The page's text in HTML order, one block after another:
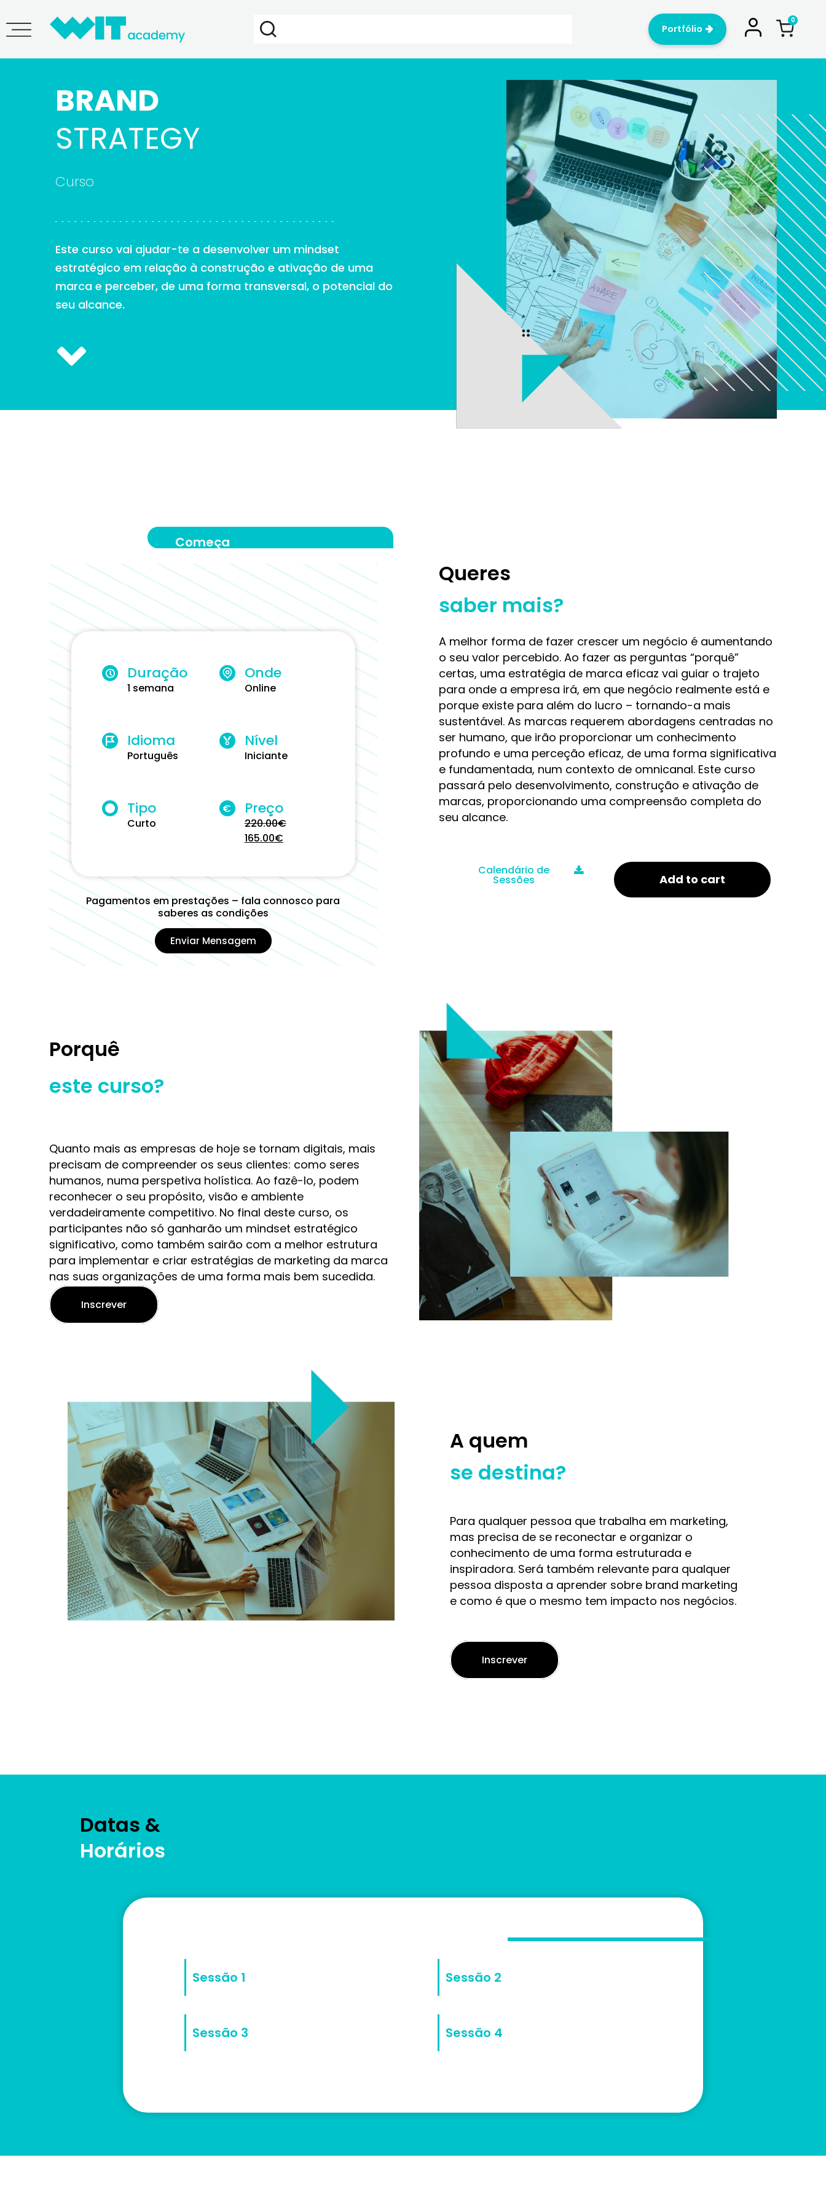
Portfólio
BRAND
STRATEGY
Curso
Este curso vai ajudar-te a desenvolver um mindset
estratégico em relação à construção e ativação de uma
marca e perceber, de uma forma transversal, o potencial do
seu alcance.
Começa
Duração
1 semana
Idioma
Português
Tipo
Curto
Onde
Online
Nível
Iniciante
€ Preço
220.00€
165.00€
Pagamentos em prestações – fala connosco para
saberes as condições
Enviar Mensagem
Queres
saber mais?
A melhor forma de fazer crescer um negócio é aumentando
o seu valor percebido. Ao fazer as perguntas “porquê”
certas, uma estratégia de marca eficaz vai guiar o trajeto
para onde a empresa irá, em que negócio realmente está e
porque existe para além do lucro – tornando-a mais
sustentável. As marcas requerem abordagens centradas no
ser humano, que irão proporcionar um conhecimento
profundo e uma perceção eficaz, de uma forma significativa
e fundamentada, num contexto de omnicanal. Este curso
passará pelo desenvolvimento, construção e ativação de
marcas, proporcionando uma compreensão completa do
seu alcance.
Calendário de
Sessões Add to cart
Porquê
este curso?
Quanto mais as empresas de hoje se tornam digitais, mais
precisam de compreender os seus clientes: como seres
humanos, numa perspetiva holística. Ao fazê-lo, podem
reconhecer o seu propósito, visão e ambiente
verdadeiramente competitivo. No final deste curso, os
participantes não só ganharão um mindset estratégico
significativo, como também sairão com a melhor estrutura
para implementar e criar estratégias de marketing da marca
nas suas organizações de uma forma mais bem sucedida.
Inscrever
A quem
se destina?
Para qualquer pessoa que trabalha em marketing,
mas precisa de se reconectar e organizar o
conhecimento de uma forma estruturada e
inspiradora. Será também relevante para qualquer
pessoa disposta a aprender sobre brand marketing
e como é que o mesmo tem impacto nos negócios.
Inscrever
Datas &
Horários
Sessão 1 Sessão 2
Sessão 3 Sessão 4